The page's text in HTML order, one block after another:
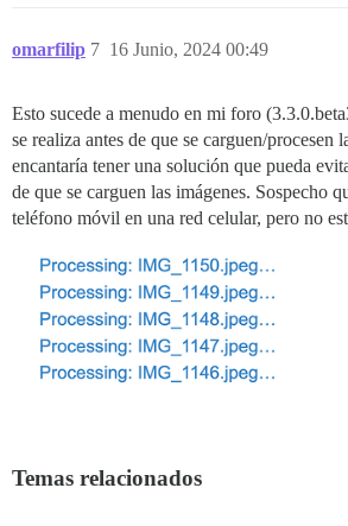
omarfilip 16 Junio, 2024 00:49
7
Esto sucede a menudo en mi foro
se realiza antes de que se carguen/procesen
encantaría tener una solución que pueda
de que se carguen las imágenes. Sospecho
teléfono móvil en una red celular, pero no
Temas relacionados